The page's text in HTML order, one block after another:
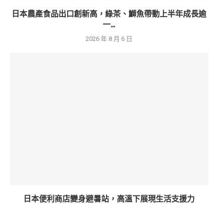
日本農產食品出口創新高，綠茶、鰤魚帶動上半年成長逾
一...
2026 年 8 月 6 日
日本便利商店變身避暑站，高溫下展現生活支援力